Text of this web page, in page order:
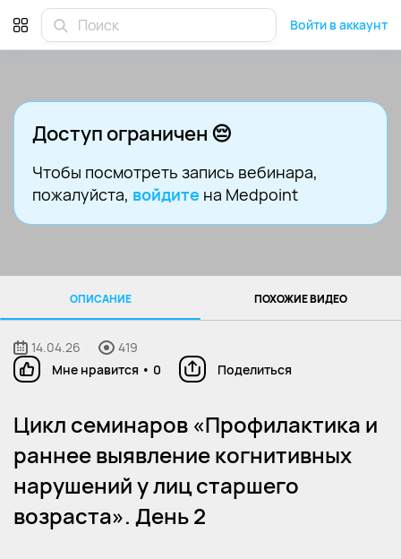
Войти в аккаунт
Доступ ограничен 😔
Чтобы посмотреть запись вебинара,
пожалуйста, войдите на Medpoint
ОПИСАНИЕ ПОХОЖИЕ ВИДЕО
14.04.26
419
Мне нравится • 0 Поделиться
Цикл семинаров «Профилактика и
раннее выявление когнитивных
нарушений у лиц старшего
возраста». День 2